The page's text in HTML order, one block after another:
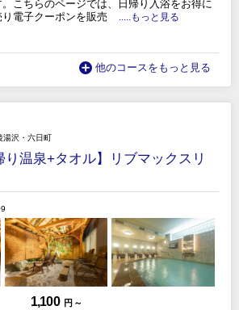
こちらのページでは、日帰り入浴をお得に
電子クーポンを販売
.....もっと見る
他のコースをもっと見る
湯沢・六日町
り温泉+タオル】リブマックスリ
1,100 円 ～